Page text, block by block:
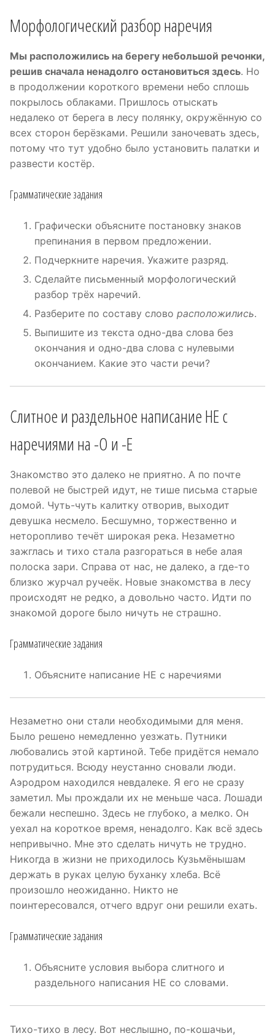
Морфологический разбор наречия
Мы расположились на берегу небольшой речонки,
решив сначала ненадолго остановиться здесь. Но
в продолжении короткого времени небо сплошь
покрылось облаками. Пришлось отыскать
недалеко от берега в лесу полянку, окружённую со
всех сторон берёзками. Решили заночевать здесь,
потому что тут удобно было установить палатки и
развести костёр.
Грамматические задания
Графически объясните постановку знаков
препинания в первом предложении.
Подчеркните наречия. Укажите разряд.
Сделайте письменный морфологический
разбор трёх наречий.
Разберите по составу слово расположились.
Выпишите из текста одно-два слова без
окончания и одно-два слова с нулевыми
окончанием. Какие это части речи?
Слитное и раздельное написание НЕ с
наречиями на -О и -Е
Знакомство это далеко не приятно. А по почте
полевой не быстрей идут, не тише письма старые
домой. Чуть-чуть калитку отворив, выходит
девушка несмело. Бесшумно, торжественно и
неторопливо течёт широкая река. Незаметно
зажглась и тихо стала разгораться в небе алая
полоска зари. Справа от нас, не далеко, а где-то
близко журчал ручеёк. Новые знакомства в лесу
происходят не редко, а довольно часто. Идти по
знакомой дороге было ничуть не страшно.
Грамматические задания
Объясните написание НЕ с наречиями
Незаметно они стали необходимыми для меня.
Было решено немедленно уезжать. Путники
любовались этой картиной. Тебе придётся немало
потрудиться. Всюду неустанно сновали люди.
Аэродром находился невдалеке. Я его не сразу
заметил. Мы прождали их не меньше часа. Лошади
бежали неспешно. Здесь не глубоко, а мелко. Он
уехал на короткое время, ненадолго. Как всё здесь
непривычно. Мне это сделать ничуть не трудно.
Никогда в жизни не приходилось Кузьмёнышам
держать в руках целую буханку хлеба. Всё
произошло неожиданно. Никто не
поинтересовался, отчего вдруг они решили ехать.
Грамматические задания
Объясните условия выбора слитного и
раздельного написания НЕ со словами.
Тихо-тихо в лесу. Вот неслышно, по-кошачьи,